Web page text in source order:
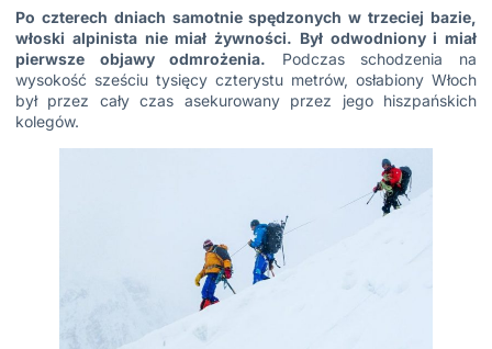
Po czterech dniach samotnie spędzonych w trzeciej bazie,
włoski alpinista nie miał żywności. Był odwodniony i miał
pierwsze objawy odmrożenia. Podczas schodzenia na
wysokość sześciu tysięcy czterystu metrów, osłabiony Włoch
był przez cały czas asekurowany przez jego hiszpańskich
kolegów.